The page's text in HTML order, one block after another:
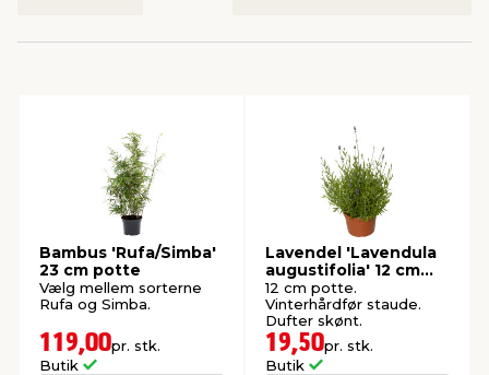
& stilladser
& ukrudt
& standere
& syltning
data & TV
Bambus 'Rufa/Simba'
23 cm potte
Vælg mellem sorterne
Rufa og Simba.
119,00pr. stk.
Butik
Lavendel 'Lavendula
augustifolia' 12 cm
potte
12 cm potte.
Vinterhårdfør staude.
Dufter skønt.
19,50pr. stk.
Butik